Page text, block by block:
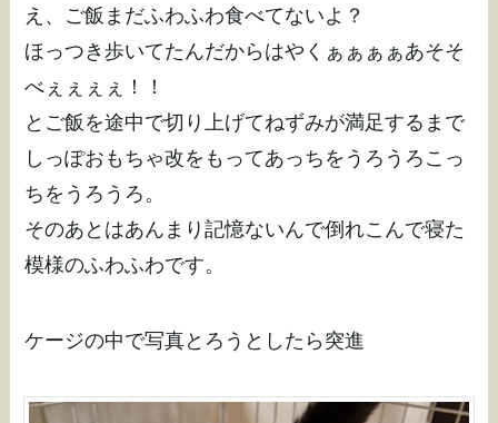
え、ご飯まだふわふわ食べてないよ？
ほっつき歩いてたんだからはやくぁぁぁぁあそそ
べぇぇぇぇ！！
とご飯を途中で切り上げてねずみが満足するまで
しっぽおもちゃ改をもってあっちをうろうろこっ
ちをうろうろ。
そのあとはあんまり記憶ないんで倒れこんで寝た
模様のふわふわです。
ケージの中で写真とろうとしたら突進